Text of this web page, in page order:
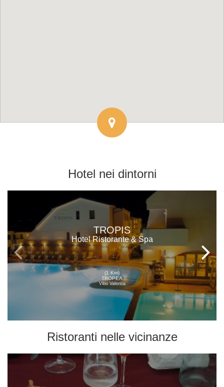
Hotel nei dintorni
TROPIS
Hotel Ristorante & Spa
(1 Km)
TROPEA
Vibo Valentia
Ristoranti nelle vicinanze